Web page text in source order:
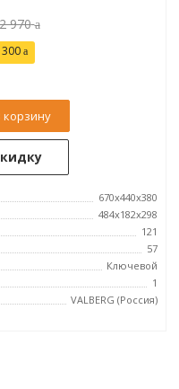
970
корзину
670х440х380
484х182х298
121
57
Ключевой
1
VALBERG (Россия)